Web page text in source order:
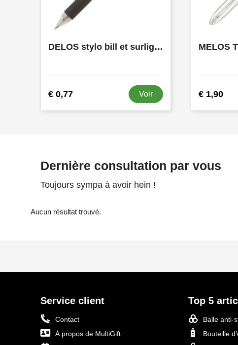
DELOS stylo bill et surligneur en quadri imprimé all-over
€ 0,77 Voir € 1,90
Dernière consultation par vous
Toujours sympa à avoir hein !
Aucun résultat trouvé.
Service client
Contact
À propos de MultiGift
Top 5
Balle anti-
Bouteille